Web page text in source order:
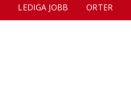
LEDIGA JOBB ORTER